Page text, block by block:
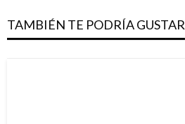
TAMBIÉN TE PODRÍA GUSTAR